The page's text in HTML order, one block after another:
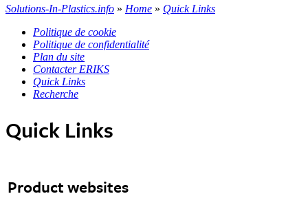
Solutions-In-Plastics.info » Home » Quick Links
Politique de cookie
Politique de confidentialité
Plan du site
Contacter ERIKS
Quick Links
Recherche
Quick Links
Product websites